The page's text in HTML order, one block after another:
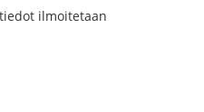
ilmoitetaan